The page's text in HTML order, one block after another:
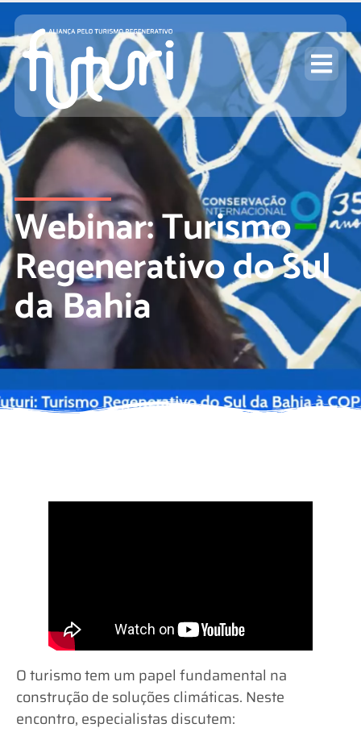
Webinar: Turismo
Regenerativo do Sul
da Bahia
O turismo tem um papel fundamental na
construção de soluções climáticas. Neste
encontro, especialistas discutem: